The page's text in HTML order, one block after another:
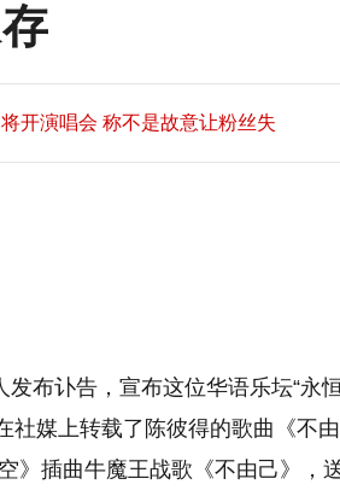
开演唱会 称不是故意让粉丝失
开演唱会 称不是故意让粉丝失
布讣告，宣布这位华语乐坛“永
社媒上转载了陈彼得的歌曲《不由
》插曲牛魔王战歌《不由己》，